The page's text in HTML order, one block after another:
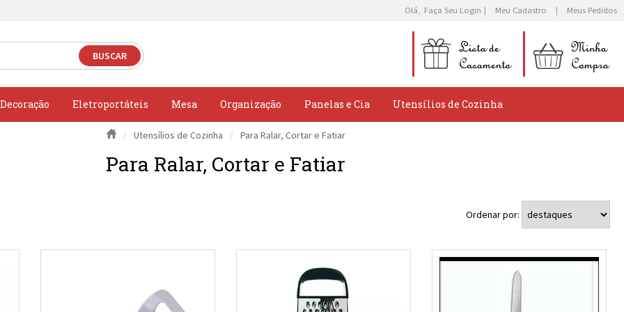
Olá, Faça Seu Login Meu Cadastro Meus Pedidos
Decoração Eletroportáteis Mesa Organização Panelas e Cia Utensílios de Cozinha
Utensílios de Cozinha Para Ralar, Cortar e Fatiar
Para Ralar, Cortar e Fatiar